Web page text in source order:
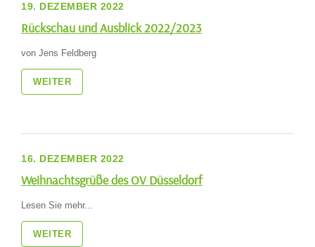
19. DEZEMBER 2022
Rückschau und Ausblick 2022/2023
von Jens Feldberg
WEITER
16. DEZEMBER 2022
Weihnachtsgrüße des OV Düsseldorf
Lesen Sie mehr...
WEITER